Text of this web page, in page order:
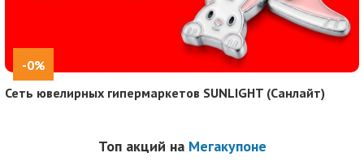
-0%
Сеть ювелирных гипермаркетов SUNLIGHT (Санлайт)
Топ акций на Мегакупоне